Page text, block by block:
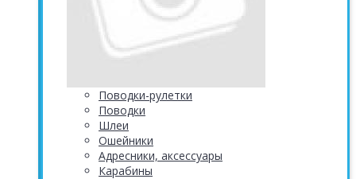
Поводки-рулетки
Поводки
Шлеи
Ошейники
Адресники, аксессуары
Карабины